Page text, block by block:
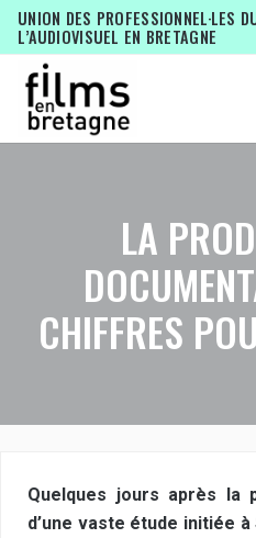
UNION DES PROFESSIONNEL·LES
L’AUDIOVISUEL EN BRETAGNE
LA
CHIFFRES
Quelques jours après la
d’une vaste étude initiée